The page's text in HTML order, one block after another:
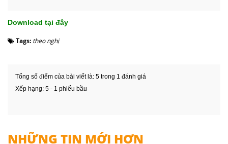
Download tại đây
Tags: theo nghị
Tổng số điểm của bài viết là: 5 trong 1 đánh giá
Xếp hạng: 5 - 1 phiếu bầu
NHỮNG TIN MỚI HƠN